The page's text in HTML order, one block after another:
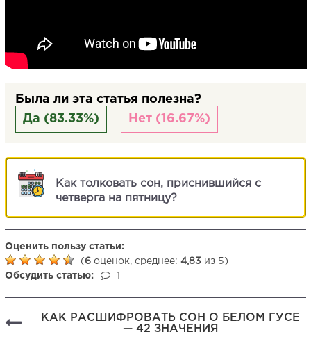
Была ли эта статья полезна?
Да (83.33%)
Нет (16.67%)
Как толковать сон, приснившийся с
четверга на пятницу?
Оценить пользу статьи:
( 6оценок, среднее: 4,83 из 5)
Обсудить статью:
КАК РАСШИФРОВАТЬ СОН О БЕЛОМ ГУСЕ
— 42 ЗНАЧЕНИЯ